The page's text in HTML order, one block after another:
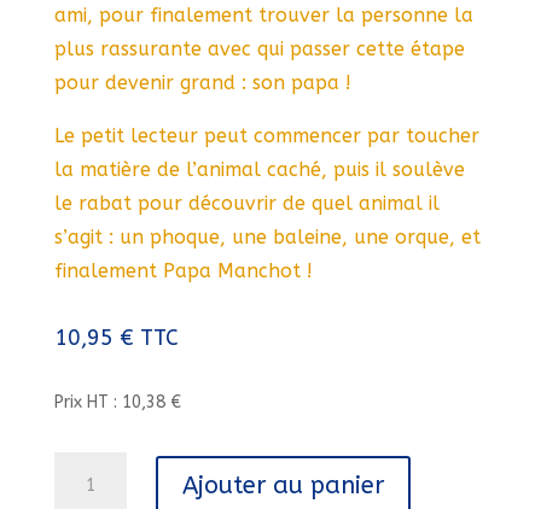
ami, pour finalement trouver la personne la
plus rassurante avec qui passer cette étape
pour devenir grand : son papa !
Le petit lecteur peut commencer par toucher
la matière de l’animal caché, puis il soulève
le rabat pour découvrir de quel animal il
s’agit : un phoque, une baleine, une orque, et
finalement Papa Manchot !
10,95 € TTC
Prix HT : 10,38 €
Ajouter au panier